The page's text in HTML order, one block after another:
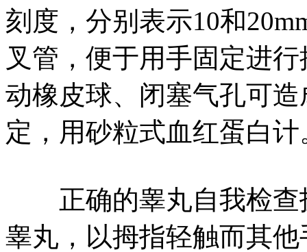
刻度，分别表示10和
叉管，便于用手固定进
动橡皮球、闭塞气孔可
定，用砂粒式血红蛋白计
正确的睾丸自我检查
睾丸，以拇指轻触而其